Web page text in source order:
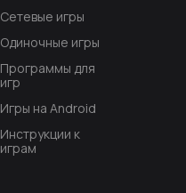
Сетевые игры
Одиночные игры
Программы для
игр
Игры на Android
Инструкции к
играм